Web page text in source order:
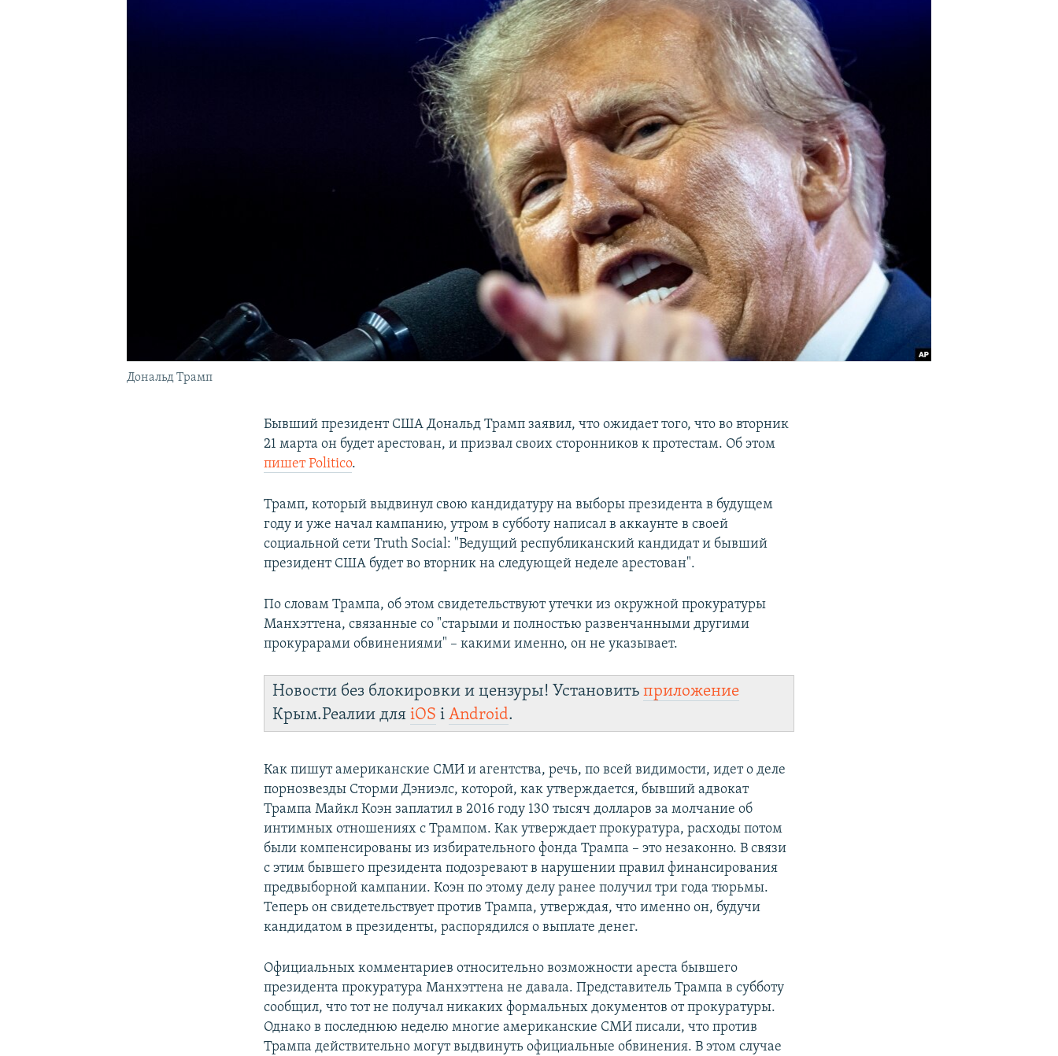
Дональд Трамп
Бывший президент США Дональд Трамп заявил, что ожидает того, что во вторник
21 марта он будет арестован, и призвал своих сторонников к протестам. Об этом
пишет Politico.
Трамп, который выдвинул свою кандидатуру на выборы президента в будущем
году и уже начал кампанию, утром в субботу написал в аккаунте в своей
социальной сети Truth Social: "Ведущий республиканский кандидат и бывший
президент США будет во вторник на следующей неделе арестован".
По словам Трампа, об этом свидетельствуют утечки из окружной прокуратуры
Манхэттена, связанные со "старыми и полностью развенчанными другими
прокурарами обвинениями" – какими именно, он не указывает.
Новости без блокировки и цензуры! Установитьприложение
Крым.Реалии дляiOS іAndroid.
Как пишут американские СМИ и агентства, речь, по всей видимости, идет о деле
порнозвезды Сторми Дэниэлс, которой, как утверждается, бывший адвокат
Трампа Майкл Коэн заплатил в 2016 году 130 тысяч долларов за молчание об
интимных отношениях с Трампом. Как утверждает прокуратура, расходы потом
были компенсированы из избирательного фонда Трампа – это незаконно. В связи
с этим бывшего президента подозревают в нарушении правил финансирования
предвыборной кампании. Коэн по этому делу ранее получил три года тюрьмы.
Теперь он свидетельствует против Трампа, утверждая, что именно он, будучи
кандидатом в президенты, распорядился о выплате денег.
Официальных комментариев относительно возможности ареста бывшего
президента прокуратура Манхэттена не давала. Представитель Трампа в субботу
сообщил, что тот не получал никаких формальных документов от прокуратуры.
Однако в последнюю неделю многие американские СМИ писали, что против
Трампа действительно могут выдвинуть официальные обвинения. В этом случае